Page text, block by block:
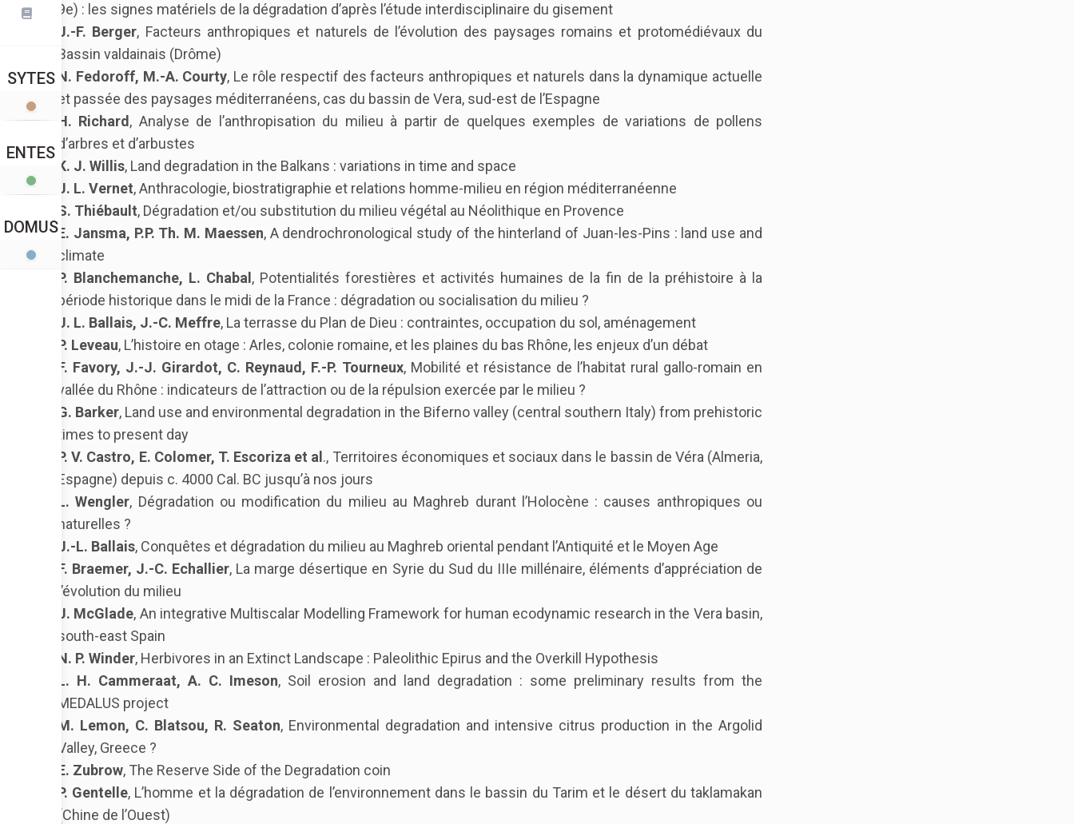
SYTES
ENTES
DOMUS
9e) : les signes matériels de la dégradation d’après l’étude interdisciplinaire du gisement
J.-F. Berger, Facteurs anthropiques et naturels de l’évolution des paysages romains et protomédiévaux du
Bassin valdainais (Drôme)
N. Fedoroff, M.-A. Courty, Le rôle respectif des facteurs anthropiques et naturels dans la dynamique actuelle
et passée des paysages méditerranéens, cas du bassin de Vera, sud-est de l’Espagne
H. Richard , Analyse de l’anthropisation du milieu à partir de quelques exemples de variations de pollens
d’arbres et d’arbustes
K. J. Willis, Land degradation in the Balkans : variations in time and space
J. L. Vernet, Anthracologie, biostratigraphie et relations homme-milieu en région méditerranéenne
S. Thiébault, Dégradation et/ou substitution du milieu végétal au Néolithique en Provence
E. Jansma, P.P. Th. M. Maessen, A dendrochronological study of the hinterland of Juan-les-Pins : land use and
climate
P. Blanchemanche, L. Chabal , Potentialités forestières et activités humaines de la fin de la préhistoire à la
période historique dans le midi de la France : dégradation ou socialisation du milieu ?
J. L. Ballais, J.-C. Meffre, La terrasse du Plan de Dieu : contraintes, occupation du sol, aménagement
P. Leveau, L’histoire en otage : Arles, colonie romaine, et les plaines du bas Rhône, les enjeux d’un débat
F. Favory, J.-J. Girardot, C. Reynaud, F.-P. Tourneux, Mobilité et résistance de l’habitat rural gallo-romain en
vallée du Rhône : indicateurs de l’attraction ou de la répulsion exercée par le milieu ?
G. Barker, Land use and environmental degradation in the Biferno valley (central southern Italy) from prehistoric
times to present day
P. V. Castro, E. Colomer, T. Escoriza et al ., Territoires économiques et sociaux dans le bassin de Véra (Almeria,
Espagne) depuis c. 4000 Cal. BC jusqu’à nos jours
L. Wengler, Dégradation ou modification du milieu au Maghreb durant l’Holocène : causes anthropiques ou
naturelles ?
J.-L. Ballais, Conquêtes et dégradation du milieu au Maghreb oriental pendant l’Antiquité et le Moyen Age
F. Braemer, J.-C. Echallier, La marge désertique en Syrie du Sud du IIIe millénaire, éléments d’appréciation de
l’évolution du milieu
J. McGlade, An integrative Multiscalar Modelling Framework for human ecodynamic research in the Vera basin,
south-east Spain
N. P. Winder, Herbivores in an Extinct Landscape : Paleolithic Epirus and the Overkill Hypothesis
L. H. Cammeraat, A. C. Imeson, Soil erosion and land degradation : some preliminary results from the
MEDALUS project
M. Lemon, C. Blatsou, R. Seaton, Environmental degradation and intensive citrus production in the Argolid
Valley, Greece ?
E. Zubrow, The Reserve Side of the Degradation coin
P. Gentelle, L’homme et la dégradation de l’environnement dans le bassin du Tarim et le désert du taklamakan
(Chine de l’Ouest)